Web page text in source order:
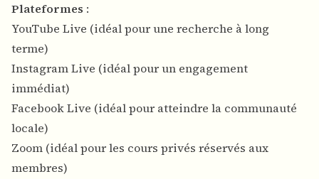
Plateformes :
YouTube Live (idéal pour une recherche à long
terme)
Instagram Live (idéal pour un engagement
immédiat)
Facebook Live (idéal pour atteindre la communauté
locale)
Zoom (idéal pour les cours privés réservés aux
membres)